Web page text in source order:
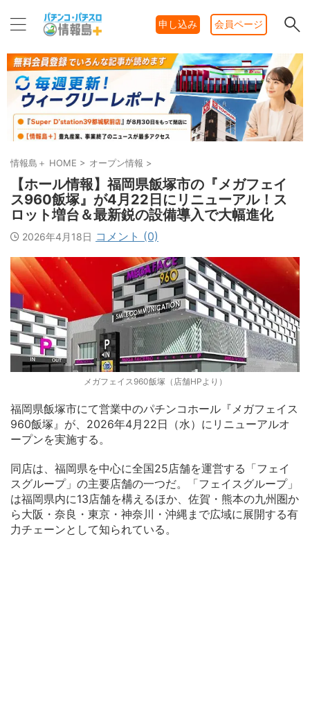
申し込み 会員ページ
情報島＋ HOME > オープン情報 >
【ホール情報】福岡県飯塚市の『メガフェイ
ス960飯塚』が4月22日にリニューアル！ス
ロット増台＆最新鋭の設備導入で大幅進化
2026年4月18日 コメント (0)
メガフェイス960飯塚（店舗HPより）
福岡県飯塚市にて営業中のパチンコホール『メガフェイス
960飯塚』が、2026年4月22日（水）にリニューアルオ
ープンを実施する。
同店は、福岡県を中心に全国25店舗を運営する「フェイ
スグループ」の主要店舗の一つだ。「フェイスグループ」
は福岡県内に13店舗を構えるほか、佐賀・熊本の九州圏か
ら大阪・奈良・東京・神奈川・沖縄まで広域に展開する有
力チェーンとして知られている。